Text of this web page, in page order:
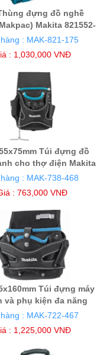
đựng đồ nghề
Makita 821552-
6
: MAK-821-175
: 1,030,000 VNĐ
Túi đựng đồ
cho thợ điện Makita
P-71738
: MAK-738-468
: 763,000 VNĐ
Túi đựng máy
và phụ kiện đa năng
Makita P-71722
: MAK-722-467
: 1,225,000 VNĐ